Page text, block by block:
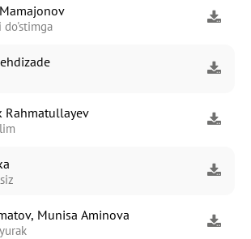
Rahmatullayev
Munisa Aminova